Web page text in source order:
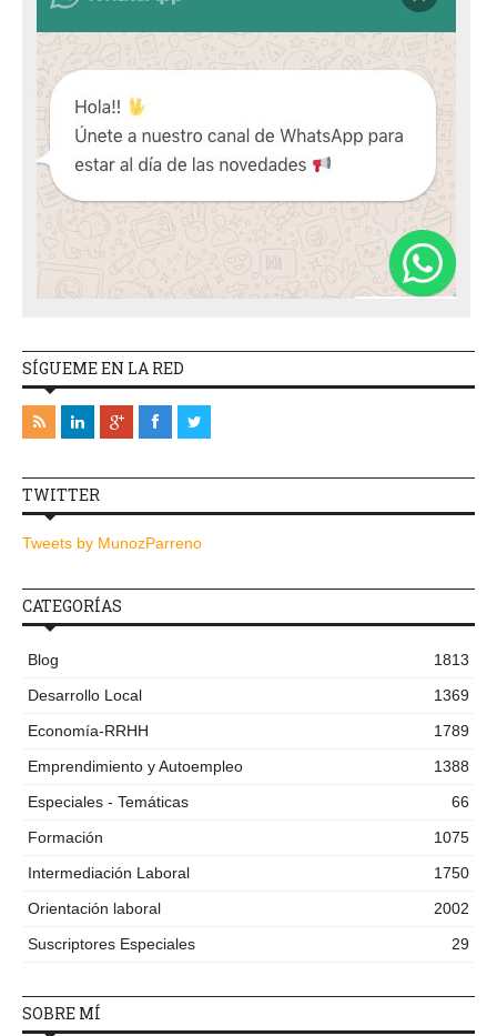
SÍGUEME EN LA RED
TWITTER
Tweets by MunozParreno
CATEGORÍAS
Blog
1813
Desarrollo Local
1369
Economía-RRHH
1789
Emprendimiento y Autoempleo
1388
Especiales - Temáticas
66
Formación
1075
Intermediación Laboral
1750
Orientación laboral
2002
Suscriptores Especiales
29
SOBRE MÍ